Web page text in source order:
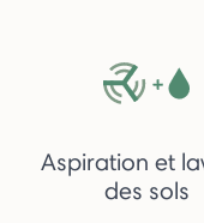
Aspiration et
des sols